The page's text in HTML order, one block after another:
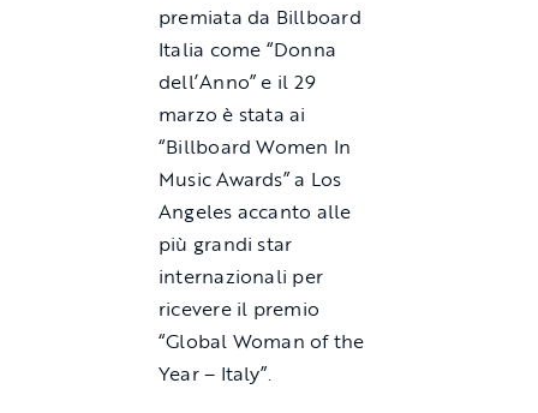
premiata da Billboard
Italia come “Donna
dell’Anno” e il 29
marzo è stata ai
“Billboard Women In
Music Awards” a Los
Angeles accanto alle
più grandi star
internazionali per
ricevere il premio
“Global Woman of the
Year – Italy”.